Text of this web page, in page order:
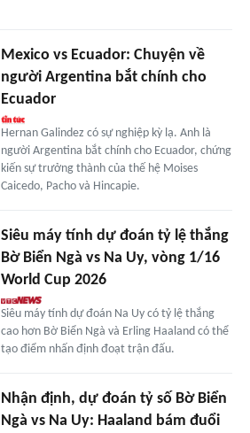
Mexico vs Ecuador: Chuyện về
người Argentina bắt chính cho
Ecuador
Hernan Galindez có sự nghiệp kỳ lạ. Anh là
người Argentina bắt chính cho Ecuador, chứng
kiến sự trưởng thành của thế hệ Moises
Caicedo, Pacho và Hincapie.
Siêu máy tính dự đoán tỷ lệ thắng
Bờ Biển Ngà vs Na Uy, vòng 1/16
World Cup 2026
Siêu máy tính dự đoán Na Uy có tỷ lệ thắng
cao hơn Bờ Biển Ngà và Erling Haaland có thể
tạo điểm nhấn định đoạt trận đấu.
Nhận định, dự đoán tỷ số Bờ Biển
Ngà vs Na Uy: Haaland bám đuổi